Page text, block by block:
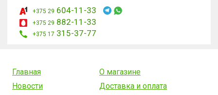
+375 29 604-11-33
+375 29 882-11-33
+375 17 315-37-77
Главная
О магазине
Новости
Доставка и оплата